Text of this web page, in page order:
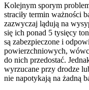
Kolejnym sporym
straciły termin ważności
zazwyczaj lądują na
się ich ponad 5 tysięcy
są zabezpieczone i
powierzchniowych,
do nich przedostać.
wyrzucane przy drodze
nie napotykają na żadną